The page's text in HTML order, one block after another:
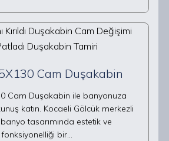
Cam Duşakabin
Cam Duşakabin ile banyonuza
katın. Kocaeli Gölcük merkezli
tasarımında estetik ve
fonksiyonelliği bir…